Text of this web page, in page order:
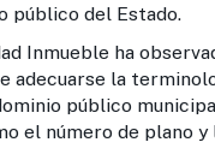
público del Estado.
ha observado
adecuarse la
público
el número de plano